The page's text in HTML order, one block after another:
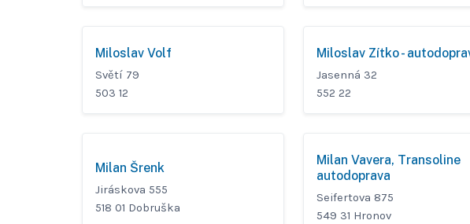
Miloslav Volf
Světí 79
503 12
Miloslav Zítko -
Jasenná 32
552 22
Milan Šrenk
Jiráskova 555
518 01 Dobruška
Milan Vavera, Transoline
autodoprava
Seifertova 875
549 31 Hronov